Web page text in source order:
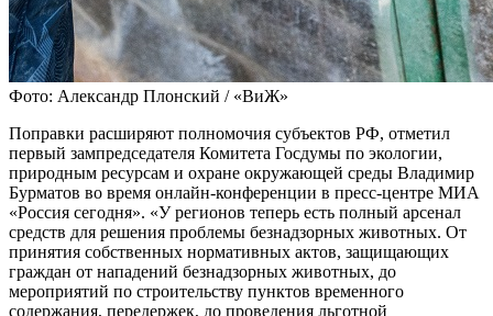
Фото: Александр Плонский / «ВиЖ»
Поправки расширяют полномочия субъектов РФ, отметил
первый зампредседателя Комитета Госдумы по экологии,
природным ресурсам и охране окружающей среды Владимир
Бурматов во время онлайн-конференции в пресс-центре МИА
«Россия сегодня». «У регионов теперь есть полный арсенал
средств для решения проблемы безнадзорных животных. От
принятия собственных нормативных актов, защищающих
граждан от нападений безнадзорных животных, до
мероприятий по строительству пунктов временного
содержания, передержек, до проведения льготной